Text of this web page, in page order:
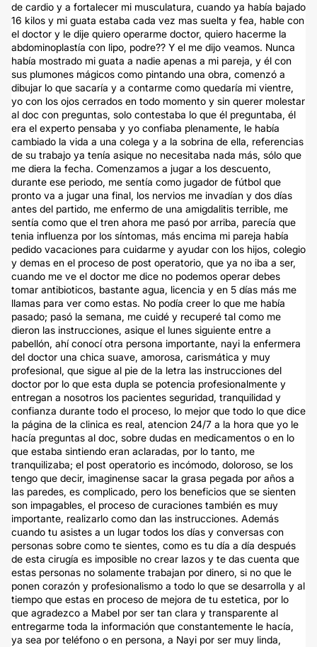
de cardio y a fortalecer mi musculatura, cuando ya había bajado
16 kilos y mi guata estaba cada vez mas suelta y fea, hable con
el doctor y le dije quiero operarme doctor, quiero hacerme la
abdominoplastía con lipo, podre?? Y el me dijo veamos. Nunca
había mostrado mi guata a nadie apenas a mi pareja, y él con
sus plumones mágicos como pintando una obra, comenzó a
dibujar lo que sacaría y a contarme como quedaría mi vientre,
yo con los ojos cerrados en todo momento y sin querer molestar
al doc con preguntas, solo contestaba lo que él preguntaba, él
era el experto pensaba y yo confiaba plenamente, le había
cambiado la vida a una colega y a la sobrina de ella, referencias
de su trabajo ya tenía asique no necesitaba nada más, sólo que
me diera la fecha. Comenzamos a jugar a los descuento,
durante ese periodo, me sentía como jugador de fútbol que
pronto va a jugar una final, los nervios me invadían y dos días
antes del partido, me enfermo de una amigdalitis terrible, me
sentía como que el tren ahora me pasó por arriba, parecía que
tenia influenza por los síntomas, más encima mi pareja había
pedido vacaciones para cuidarme y ayudar con los hijos, colegio
y demas en el proceso de post operatorio, que ya no iba a ser,
cuando me ve el doctor me dice no podemos operar debes
tomar antibioticos, bastante agua, licencia y en 5 días más me
llamas para ver como estas. No podía creer lo que me había
pasado; pasó la semana, me cuidé y recuperé tal como me
dieron las instrucciones, asique el lunes siguiente entre a
pabellón, ahí conocí otra persona importante, nayi la enfermera
del doctor una chica suave, amorosa, carismática y muy
profesional, que sigue al pie de la letra las instrucciones del
doctor por lo que esta dupla se potencia profesionalmente y
entregan a nosotros los pacientes seguridad, tranquilidad y
confianza durante todo el proceso, lo mejor que todo lo que dice
la página de la clinica es real, atencion 24/7 a la hora que yo le
hacía preguntas al doc, sobre dudas en medicamentos o en lo
que estaba sintiendo eran aclaradas, por lo tanto, me
tranquilizaba; el post operatorio es incómodo, doloroso, se los
tengo que decir, imaginense sacar la grasa pegada por años a
las paredes, es complicado, pero los beneficios que se sienten
son impagables, el proceso de curaciones también es muy
importante, realizarlo como dan las instrucciones. Además
cuando tu asistes a un lugar todos los días y conversas con
personas sobre como te sientes, como es tu día a día después
de esta cirugía es imposible no crear lazos y te das cuenta que
estas personas no solamente trabajan por dinero, si no que le
ponen corazón y profesionalismo a todo lo que se desarrolla y al
tiempo que estas en proceso de mejora de tu estetica, por lo
que agradezco a Mabel por ser tan clara y transparente al
entregarme toda la información que constantemente le hacía,
ya sea por teléfono o en persona, a Nayi por ser muy linda,